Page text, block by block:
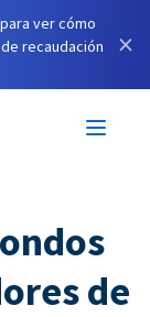
ver cómo
recaudación
×
de